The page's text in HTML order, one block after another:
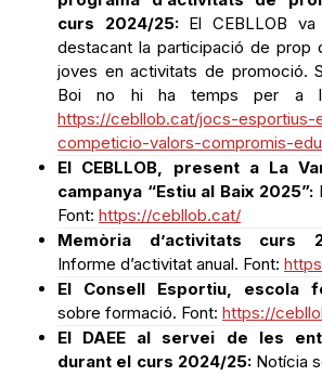
joves en activitats de promoció.
Boi no hi ha temps per a
https://cebllob.cat/jocs-esportius-
competicio-valors-compromis-
El CEBLLOB, present a La
campanya “Estiu al Baix 2025”:
Font:https://cebllob.cat/
Memòria d’activitats curs
Informe d’activitat anual. Font:
El Consell Esportiu, escola
sobre formació. Font:
https://
El DAEE al servei de les
durant el curs 2024/25:
Notícia